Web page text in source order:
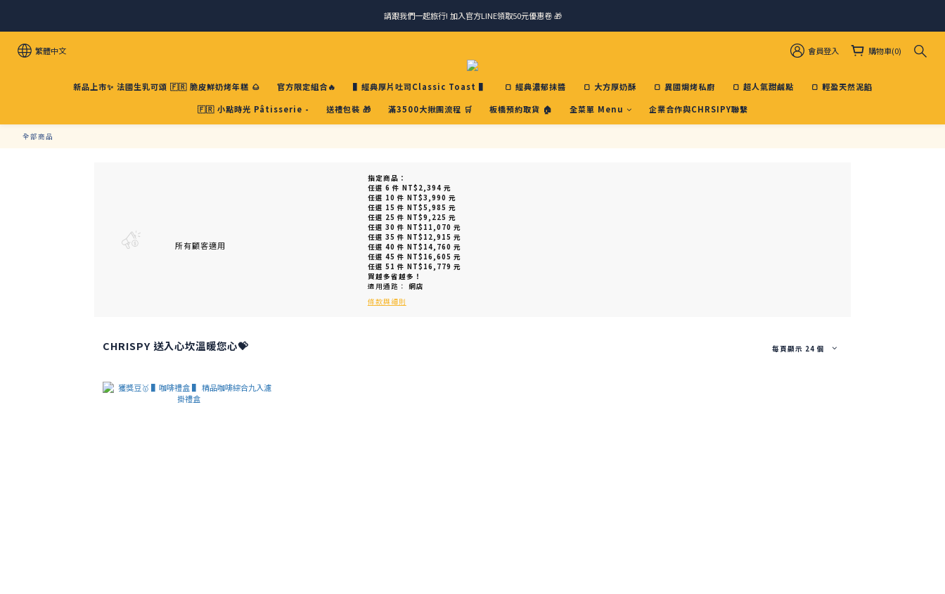
請跟我們一起旅行! 加入官方LINE領取50元優惠卷 🎁
請跟我們一起旅行! 加入官方LINE領取50元優惠卷 🎁
請跟我們一起旅行! 加入官方LINE領取50元優惠卷 🎁
繁體中文 會員登入 購物車(0)
新品上市✨ 法國生乳可頌 🇫🇷 脆皮鮮奶烤年糕 🌰 官方限定組合🔥 ▌經典厚片吐司Classic Toast ▌ 🍞 經典濃郁抹醬 🍞 大方厚奶酥 🍞 異國焗烤私廚 🍞 超人氣甜鹹點
🍞 輕盈天然泥餡
🇫🇷 小點時光 Pâtisserie -
送禮包裝 🎁 滿3500大揪團流程 🛒 板橋預約取貨 🏠 全菜單 Menu 企業合作與CHRSIPY聯繫
全部商品
所有顧客適用
指定商品：
任選 6 件 NT$2,394 元
任選 10 件 NT$3,990 元
任選 15 件 NT$5,985 元
任選 25 件 NT$9,225 元
任選 30 件 NT$11,070 元
任選 35 件 NT$12,915 元
任選 40 件 NT$14,760 元
任選 45 件 NT$16,605 元
任選 51 件 NT$16,779 元
買越多省越多！
適用通路： 網店
條款與細則
CHRISPY 送入心坎溫暖您心💝 每頁顯示 24 個